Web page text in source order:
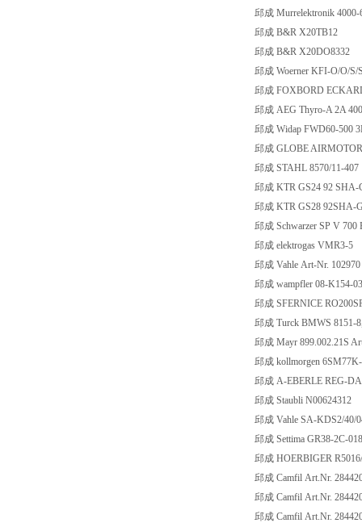
邱成 Murrelektronik 4000-
邱成 B&R X20TB12
邱成 B&R X20DO8332
邱成 Woerner KFI-O/O/S/
邱成 FOXBORD
邱成 AEG Thyro-A 2A
邱成 Widap FWD60-500
邱成 GLOBE
邱成 STAHL 8570/11-
邱成 KTR GS24 92
邱成 KTR GS28 92SHA-
邱成 Schwarzer SP V 700
邱成 elektrogas VMR3-5
邱成 Vahle Art-Nr.
邱成 wampfler 08-K154-
邱成 SFERNICE
邱成 Turck BMWS 8151-
邱成 Mayr 899.002.21S
邱成 kollmorgen
邱成 A-EBERLE REG-DA
邱成 Staubli N00624312
邱成 Vahle SA-KDS2/40/
邱成 Settima GR38-2C-
邱成 HOERBIGER
邱成 Camfil Art.Nr.
邱成 Camfil Art.Nr.
邱成 Camfil Art.Nr.